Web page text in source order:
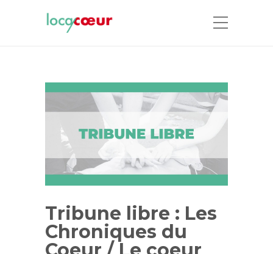
Tribune libre : Les
Chroniques du